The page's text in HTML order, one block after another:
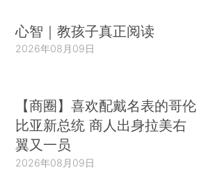
心智｜教孩子真正阅读
2026年08月09日
【商圈】喜欢配戴名表的哥伦
比亚新总统 商人出身拉美右
翼又一员
2026年08月09日